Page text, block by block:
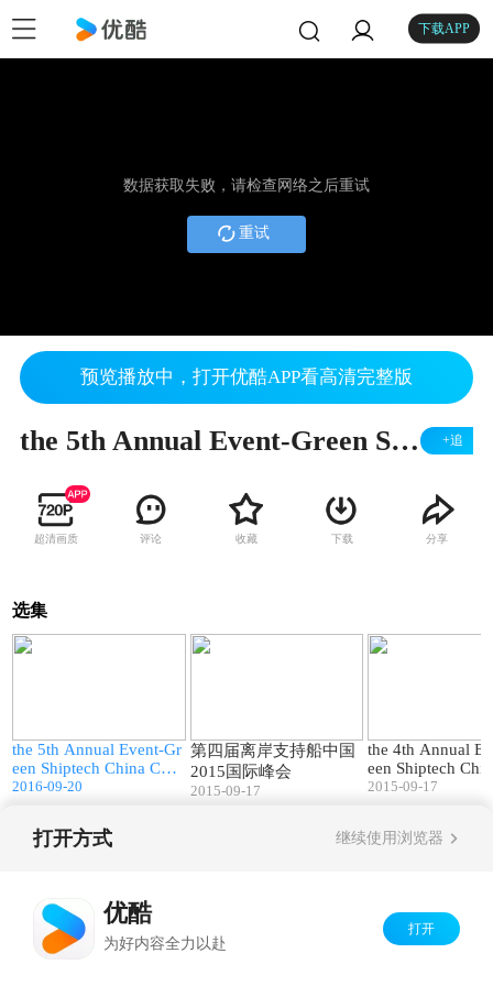
下载APP
数据获取失败，请检查网络之后重试
重试
预览播放中，打开优酷APP看高清完整版
the 5th Annual Event-Green Shiptech China Congress 2016 +追
超清画质 评论 收藏 下载 分享
选集
the 5th Annual Event-Gr
een Shiptech China Con
gress 2016
2016-09-20
第四届离岸支持船中国
2015国际峰会
2015-09-17
the 4th Annual
een Shiptech
gress 2015
2015-09-17
打开方式 继续使用浏览器
优酷
为好内容全力以赴
打开